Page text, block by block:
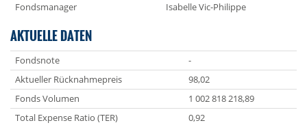
Fondsmanager
Isabelle Vic-Philippe
AKTUELLE DATEN
Fondsnote
-
Aktueller Rücknahmepreis
98,02
Fonds Volumen
1 002 818 218,89
Total Expense Ratio (TER)
0,92